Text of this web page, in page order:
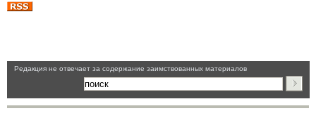
Pедакция не отвечает за содержание заимствованных материалов